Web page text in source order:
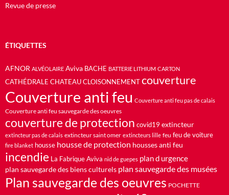
Revue de presse
ÉTIQUETTES
AFNOR ALVÉOLAIRE Aviva BACHE BATTERIE LITHIUM CARTON
CATHÉDRALE CHATEAU CLOISONNEMENT couverture
Couverture anti feu Couverture anti feu pas de calais
Couverture anti feu sauvegarde des oeuvres
couverture de protection covid19 extincteur
extincteur pas de calais extincteur saint omer extincteurs lille feu feu de voiture
fire blanket housse housse de protection housses anti feu
incendie La Fabrique Aviva nid de guepes plan d urgence
plan sauvegarde des biens culturels plan sauvegarde des musées
Plan sauvegarde des oeuvres POCHETTE